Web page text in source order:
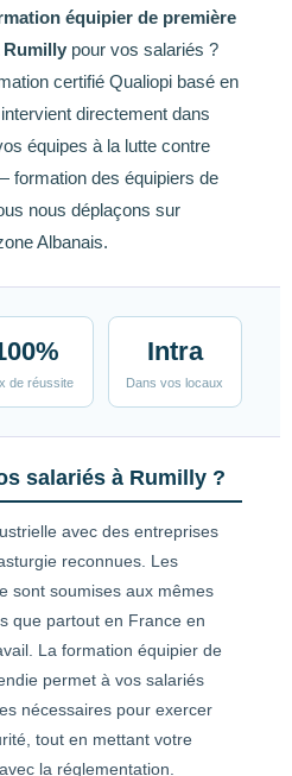
équipier de première
Rumilly pour vos salariés ?
certifié Qualiopi basé en
directement dans
équipes à la lutte contre
formation des équipiers de
nous déplaçons sur
Albanais.
de réussite
Intra
Dans vos locaux
salariés à Rumilly ?
avec des entreprises
reconnues. Les
sont soumises aux mêmes
que partout en France en
La formation équipier de
permet à vos salariés
nécessaires pour exercer
tout en mettant votre
la réglementation.